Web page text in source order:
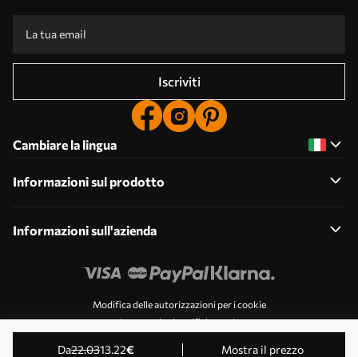
da22.0313.22€ Mostra il prezzo
Iscriviti
Cambiare la lingua
Informazioni sul prodotto
Informazioni sull'azienda
Modifica delle autorizzazioni per i cookie
Impostazioni notifiche push
© 2011-2026 Uwalls . Tutti i diritti riservati. Gestito da